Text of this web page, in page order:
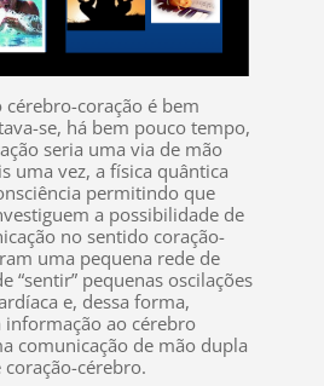
cérebro-coração é bem
se, há bem pouco tempo,
seria uma via de mão
uma vez, a física quântica
permitindo que
a possibilidade de
no sentido coração-
uma pequena rede de
“sentir” pequenas oscilações
e, dessa forma,
ao cérebro
comunicação de mão dupla
cérebro.